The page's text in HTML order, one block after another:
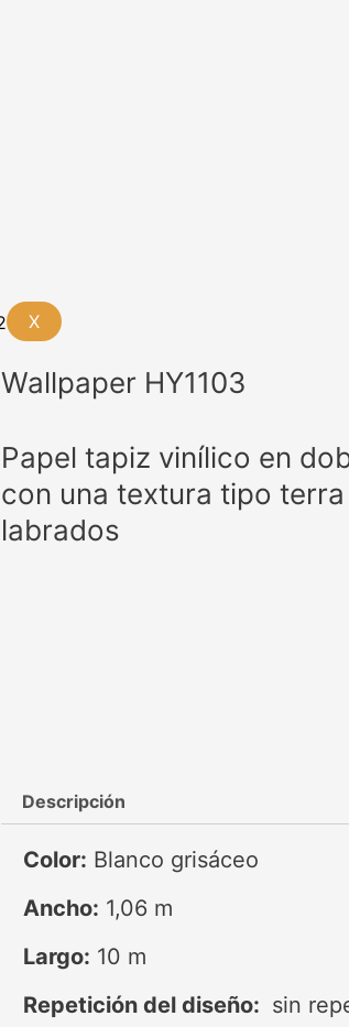
X
Wallpaper HY1103
Papel tapiz vinílico en
con una textura tipo
labrados
Descripción
Color: Blanco grisáceo
Ancho: 1,06 m
Largo: 10 m
Repetición del diseño: sin